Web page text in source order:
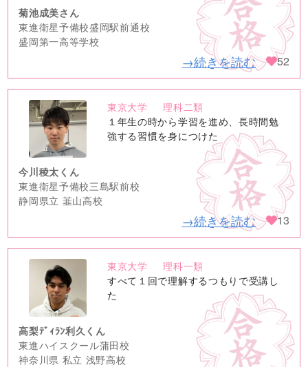
菊池成美さん
東進衛星予備校盛岡駅前通校
盛岡第一高等学校
→続きを読む 52
no
image
東京大学
理科二類
１年生の時から学習を進め、長時間勉
強する習慣を身につけた
今川稜太くん
東進衛星予備校三島駅前校
静岡県立 韮山高校
→続きを読む 13
no
image
東京大学
理科一類
すべて１回で理解するつもりで受講し
た
高梨ﾃﾞｨﾗﾝ利久くん
東進ハイスクール蒲田校
神奈川県 私立 浅野高校